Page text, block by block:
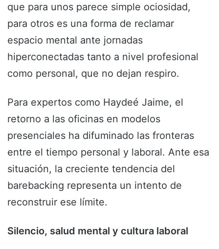
que para unos parece simple ociosidad,
para otros es una forma de reclamar
espacio mental ante jornadas
hiperconectadas tanto a nivel profesional
como personal, que no dejan respiro.
Para expertos como Haydeé Jaime, el
retorno a las oficinas en modelos
presenciales ha difuminado las fronteras
entre el tiempo personal y laboral. Ante esa
situación, la creciente tendencia del
barebacking representa un intento de
reconstruir ese límite.
Silencio, salud mental y cultura laboral